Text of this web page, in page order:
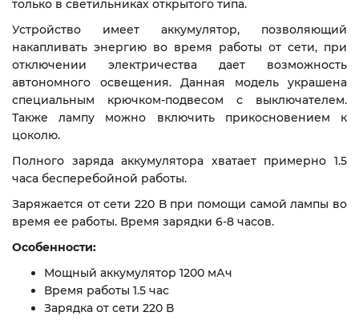
только в светильниках открытого типа.
Устройство имеет аккумулятор, позволяющий
накапливать энергию во время работы от сети, при
отключении электричества дает возможность
автономного освещения. Данная модель украшена
специальным крючком-подвесом с выключателем.
Также лампу можно включить прикосновением к
цоколю.
Полного заряда аккумулятора хватает примерно 1.5
часа бесперебойной работы.
Заряжается от сети 220 В при помощи самой лампы во
время ее работы. Время зарядки 6-8 часов.
Особенности:
Мощный аккумулятор 1200 мАч
Время работы 1.5 час
Зарядка от сети 220 В